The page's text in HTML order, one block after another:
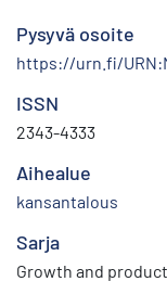
Pysyvä osoite
https://urn.fi/
ISSN
2343-4333
Aihealue
kansantalous
Sarja
Growth and